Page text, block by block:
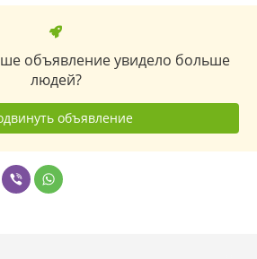
объявление увидело больше
людей?
объявление